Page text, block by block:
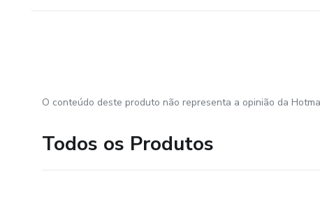
O conteúdo deste produto não representa a opinião da
Todos os Produtos